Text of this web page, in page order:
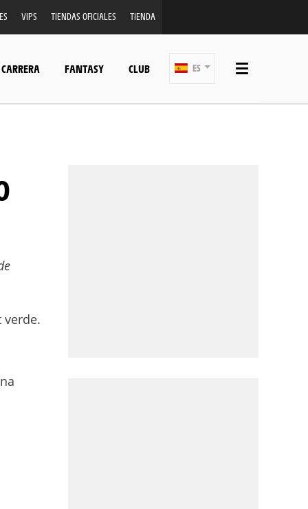
VIPS TIENDAS OFICIALES TIENDA
FANTASY CLUB ES